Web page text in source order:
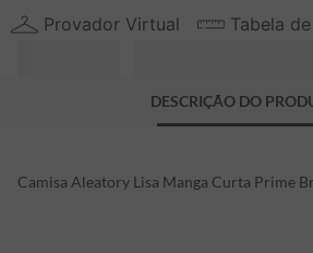
Provador Virtual Tabela
DESCRIÇÃO DO
Camisa Aleatory Lisa Manga Curta Prime